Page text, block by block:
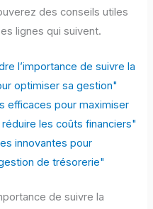
des conseils utiles
lignes qui suivent.
l’importance de suivre la
optimiser sa gestion"
efficaces pour maximiser
réduire les coûts financiers"
innovantes pour
de trésorerie"
de suivre la